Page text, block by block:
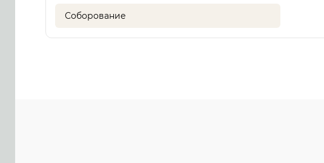
Соборование